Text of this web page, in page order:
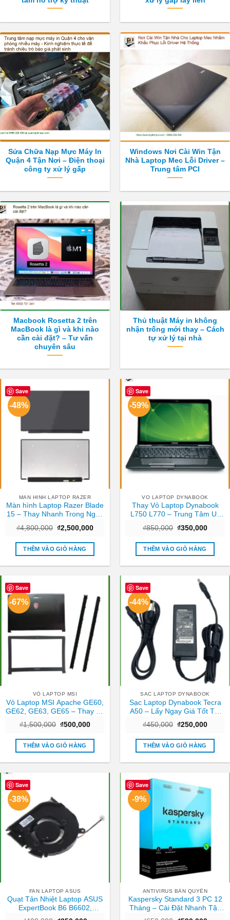
Sửa Chữa Nạp Mực Máy In
Quận 4 Tận Nơi – Điện thoại
công ty xử lý gấp
Windows Nơi Cài Win Tận
Nhà Laptop Mec Lỗi Driver –
Trung tâm PCI
Macbook Rosetta 2 trên
MacBook là gì và khi nào
cần cài đặt? – Tư vấn
chuyên sâu
Thủ thuật Máy in không
nhận trống mới thay – Cách
tự xử lý tại nhà
Save
-48%
MAN HINH LAPTOP RAZER
Màn hình Laptop Razer Blade
15 – Thay Nhanh Trong Ngày
₫4,800,000 Giá
gốc
là:
₫4,800,000.
₫2,500,000Giá
tại
₫2,500,000.
THÊM VÀO GIỎ HÀNG
Save
-59%
VO LAPTOP DYNABOOK
Thay Vỏ Laptop Dynabook
L750 L770 – Trung Tâm Uy
₫850,000 Giá
là:
₫850,000.
₫350,000Giá
tại
THÊM VÀO GIỎ HÀNG
Save
-67%
VỎ LAPTOP MSI
Vỏ Laptop MSI Apache GE60,
GE62, GE63, GE65 – Thay Vỏ
₫1,500,000 Giá
là:
₫1,500,000.
₫500,000Giá
tại
₫500,000.
THÊM VÀO GIỎ HÀNG
Save
-44%
SAC LAPTOP DYNABOOK
Sạc Laptop Dynabook Tecra
A50 – Lấy Ngay Giá Tốt Tại
₫450,000 Giá
là:
₫450,000.
₫250,000Giá
tại
THÊM VÀO GIỎ HÀNG
Save
-38%
FAN LAPTOP ASUS
Quạt Tản Nhiệt Laptop ASUS
ExpertBook B6 B6602,
B6602FC2 – Thay Giá Rẻ Lấy
Save
-9%
ANTIVIRUS BẢN QUYỀN
Kaspersky Standard 3 PC 12
Tháng – Cài Đặt Nhanh Tận
Nơi TPHCM